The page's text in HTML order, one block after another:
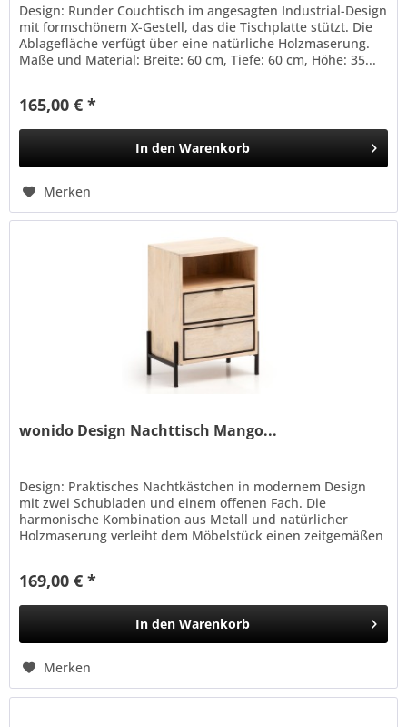
Design: Runder Couchtisch im angesagten Industrial-Design
mit formschönem X-Gestell, das die Tischplatte stützt. Die
Ablagefläche verfügt über eine natürliche Holzmaserung.
Maße und Material: Breite: 60 cm, Tiefe: 60 cm, Höhe: 35...
165,00 € *
In den Warenkorb
Merken
wonido Design Nachttisch Mango...
Design: Praktisches Nachtkästchen in modernem Design
mit zwei Schubladen und einem offenen Fach. Die
harmonische Kombination aus Metall und natürlicher
Holzmaserung verleiht dem Möbelstück einen zeitgemäßen
169,00 € *
In den Warenkorb
Merken